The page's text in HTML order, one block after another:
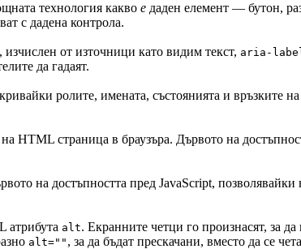
технология какво е даден елемент — бутон,
с дадена контрола.
изчислен от източници като видим текст, aria-
да гадаят.
ролите, имената, състоянията и връзките
HTML страница в браузъра. Дървото на
на достъпността пред JavaScript, позволявайки
атрибута alt. Екранните четци го произнасят, за
alt="" , за да бъдат прескачани, вместо да се